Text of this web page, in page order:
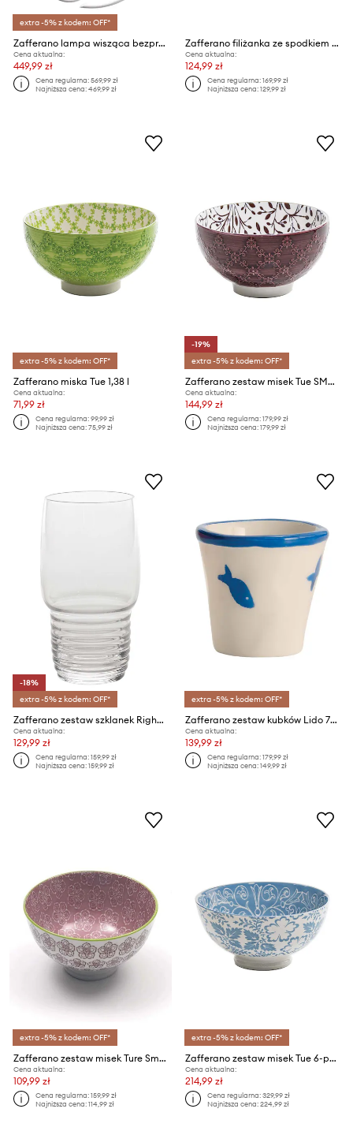
extra -5% z kodem: OFF*
Zafferano lampa wisząca bezprzewodowa led Poldina
Cena aktualna:
449,99 zł
Cena regularna:569,99 zł
Najniższa cena:469,99 zł
Zafferano filiżanka ze spodkiem Tue Tea 270 ml 4-pack
Cena aktualna:
124,99 zł
Cena regularna:169,99 zł
Najniższa cena:129,99 zł
extra -5% z kodem: OFF*
Zafferano miska Tue 1,38 l
Cena aktualna:
71,99 zł
Cena regularna:99,99 zł
Najniższa cena:75,99 zł
-19%
extra -5% z kodem: OFF*
Zafferano zestaw misek Tue SMall 220 ml 6-pack
Cena aktualna:
144,99 zł
Cena regularna:179,99 zł
Najniższa cena:179,99 zł
-18%
extra -5% z kodem: OFF*
Zafferano zestaw szklanek Righe 450 ml 4-pack
Cena aktualna:
129,99 zł
Cena regularna:159,99 zł
Najniższa cena:159,99 zł
extra -5% z kodem: OFF*
Zafferano zestaw kubków Lido 70 ml 6-pack
Cena aktualna:
139,99 zł
Cena regularna:179,99 zł
Najniższa cena:149,99 zł
extra -5% z kodem: OFF*
Zafferano zestaw misek Ture Small 240 ml 6-pack
Cena aktualna:
109,99 zł
Cena regularna:159,99 zł
Najniższa cena:114,99 zł
extra -5% z kodem: OFF*
Zafferano zestaw misek Tue 6-pack
Cena aktualna:
214,99 zł
Cena regularna:329,99 zł
Najniższa cena:224,99 zł